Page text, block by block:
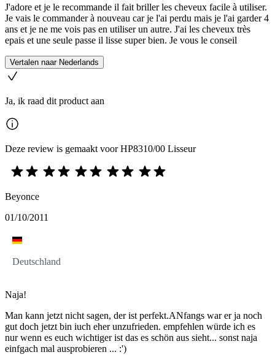
J'adore et je le recommande il fait briller les cheveux facile à utiliser.
Je vais le commander à nouveau car je l'ai perdu mais je l'ai garder 4
ans et je ne me vois pas en utiliser un autre. J'ai les cheveux très
epais et une seule passe il lisse super bien. Je vous le conseil
Vertalen naar Nederlands
Ja, ik raad dit product aan
Deze review is gemaakt voor HP8310/00 Lisseur
Beyonce
01/10/2011
Deutschland
Naja!
Man kann jetzt nicht sagen, der ist perfekt.ANfangs war er ja noch
gut doch jetzt bin iuch eher unzufrieden. empfehlen würde ich es
nur wenn es euch wichtiger ist das es schön aus sieht... sonst naja
einfgach mal ausprobieren ... :')